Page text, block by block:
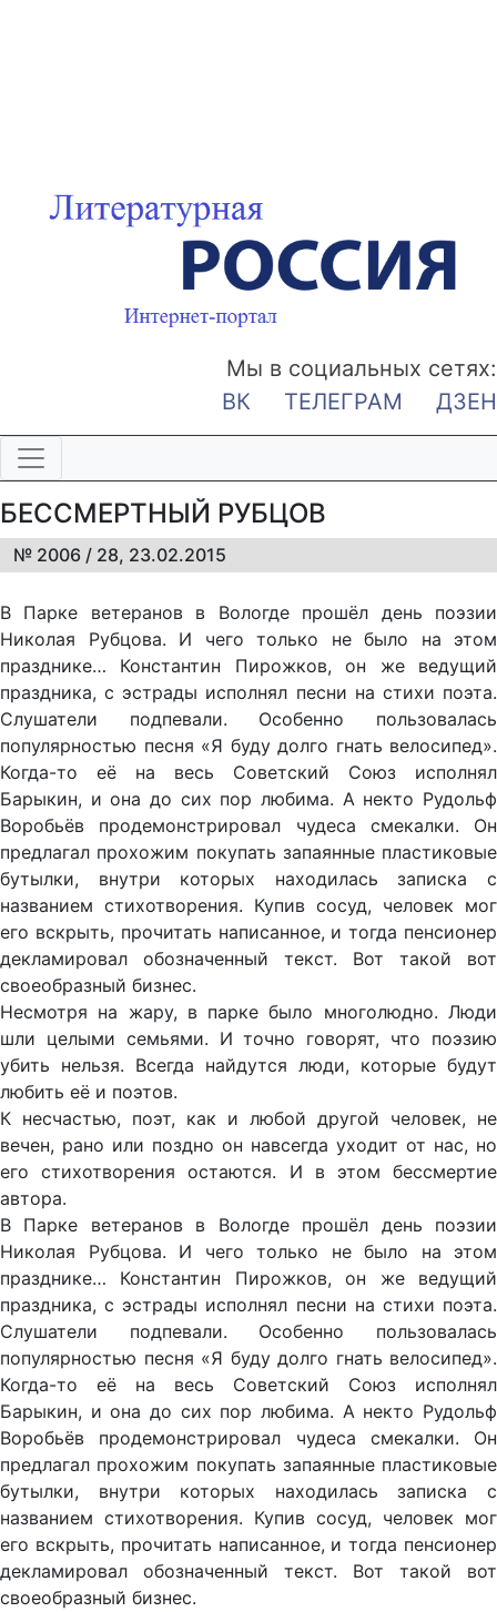
Мы в социальных сетях:
ВК
ТЕЛЕГРАМ ДЗЕН
БЕССМЕРТНЫЙ РУБЦОВ
№ 2006 / 28, 23.02.2015
В Парке ветеранов в Вологде прошёл день поэзии
Николая Рубцова. И чего только не было на этом
празднике… Константин Пирожков, он же ведущий
праздника, с эстрады исполнял песни на стихи поэта.
Слушатели подпевали. Особенно пользовалась
популярностью песня «Я буду долго гнать велосипед».
Когда-то её на весь Советский Союз исполнял
Барыкин, и она до сих пор любима. А некто Рудольф
Воробьёв продемонстрировал чудеса смекалки. Он
предлагал прохожим покупать запаянные пластиковые
бутылки, внутри которых находилась записка с
названием стихотворения. Купив сосуд, человек мог
его вскрыть, прочитать написанное, и тогда пенсионер
декламировал обозначенный текст. Вот такой вот
своеобразный бизнес.
Несмотря на жару, в парке было многолюдно. Люди
шли целыми семьями. И точно говорят, что поэзию
убить нельзя. Всегда найдутся люди, которые будут
любить её и поэтов.
К несчастью, поэт, как и любой другой человек, не
вечен, рано или поздно он навсегда уходит от нас, но
его стихотворения остаются. И в этом бессмертие
автора.
В Парке ветеранов в Вологде прошёл день поэзии
Николая Рубцова. И чего только не было на этом
празднике… Константин Пирожков, он же ведущий
праздника, с эстрады исполнял песни на стихи поэта.
Слушатели подпевали. Особенно пользовалась
популярностью песня «Я буду долго гнать велосипед».
Когда-то её на весь Советский Союз исполнял
Барыкин, и она до сих пор любима. А некто Рудольф
Воробьёв продемонстрировал чудеса смекалки. Он
предлагал прохожим покупать запаянные пластиковые
бутылки, внутри которых находилась записка с
названием стихотворения. Купив сосуд, человек мог
его вскрыть, прочитать написанное, и тогда пенсионер
декламировал обозначенный текст. Вот такой вот
своеобразный бизнес.